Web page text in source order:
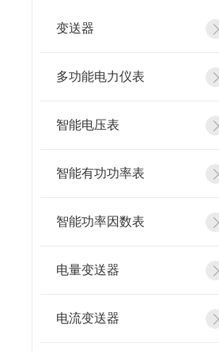
变送器
多功能电力仪表
智能电压表
智能有功功率表
智能功率因数表
电量变送器
电流变送器